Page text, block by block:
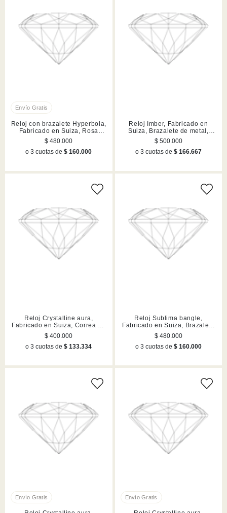
Reloj con brazalete Hyperbola,
Fabricado en Suiza, Rosa
dorado, Acabado en tono oro
rosa
$ 480.000
o 3 cuotas de$ 160.000
Reloj Imber, Fabricado en
Suiza, Brazalete de metal,
Rosa dorado, Acabado en tono
oro rosa
$ 500.000
o 3 cuotas de $ 166.667
Reloj Crystalline aura,
Fabricado en Suiza, Correa de
piel, Rosa, Acabado en tono
oro rosa
$ 400.000
o 3 cuotas de$ 133.334
Reloj Sublima bangle,
Fabricado en Suiza, Brazalete
de metal, Rosa dorado,
Acabado en tono oro rosa
$ 480.000
o 3 cuotas de $ 160.000